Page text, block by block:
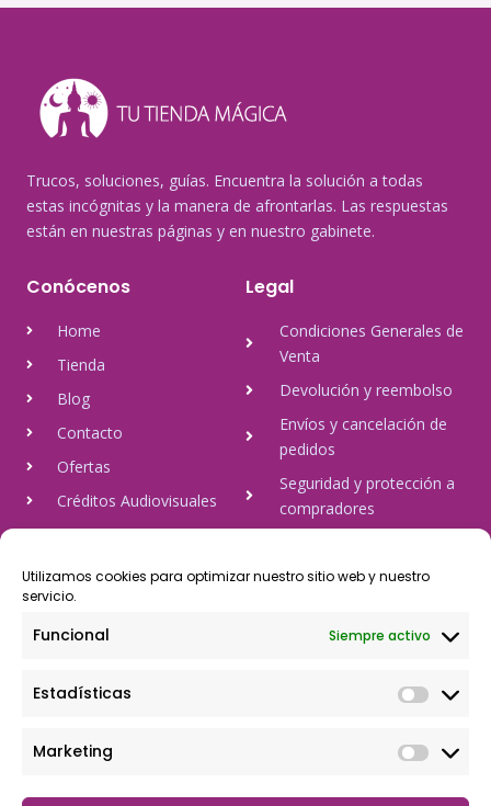
Utilizamos cookies para optimizar nuestro sitio web y nuestro
servicio.
Funcional Siempre activo
Estadísticas
Marketing
Trucos, soluciones, guías. Encuentra la solución a todas
estas incógnitas y la manera de afrontarlas. Las respuestas
están en nuestras páginas y en nuestro gabinete.
Conócenos
Home
Tienda
Blog
Contacto
Ofertas
Créditos Audiovisuales
tulineamagica.com
Legal
Condiciones Generales de
Venta
Devolución y reembolso
Envíos y cancelación de
pedidos
Seguridad y protección a
compradores
Política de cookies